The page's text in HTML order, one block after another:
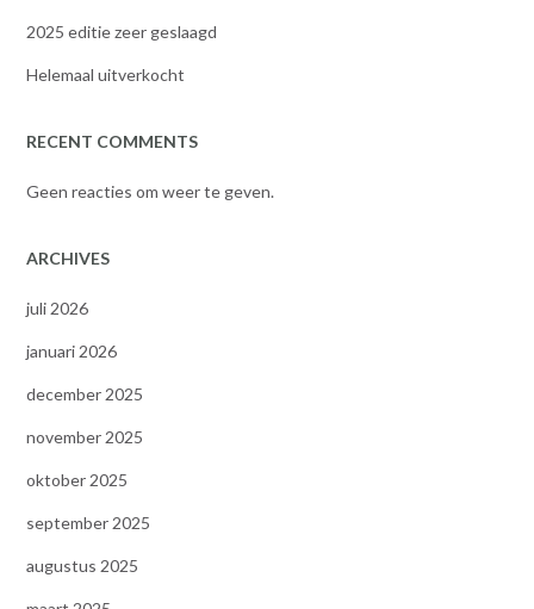
2025 editie zeer geslaagd
Helemaal uitverkocht
RECENT COMMENTS
Geen reacties om weer te geven.
ARCHIVES
juli 2026
januari 2026
december 2025
november 2025
oktober 2025
september 2025
augustus 2025